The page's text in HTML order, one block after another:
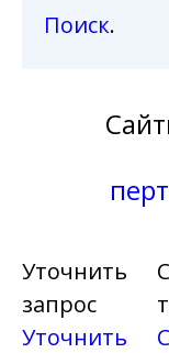
Поиск.
Уточнить
запрос
Уточнить